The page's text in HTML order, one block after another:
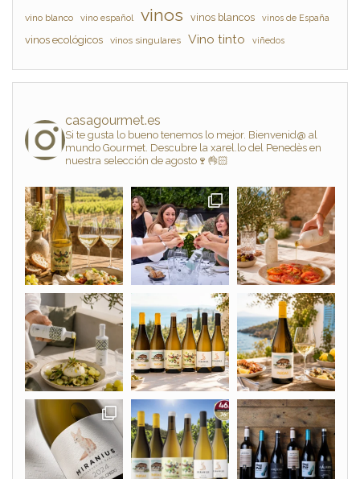
vino blanco vino español vinos vinos blancos vinos de España
vinos ecológicos vinos singulares Vino tinto viñedos
casagourmet.es
Si te gusta lo bueno tenemos lo mejor. Bienvenid@ al
mundo Gourmet. Descubre la xarel.lo del Penedès en
nuestra selección de agosto🍷👌🏻